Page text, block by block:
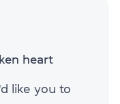
heart
like you to